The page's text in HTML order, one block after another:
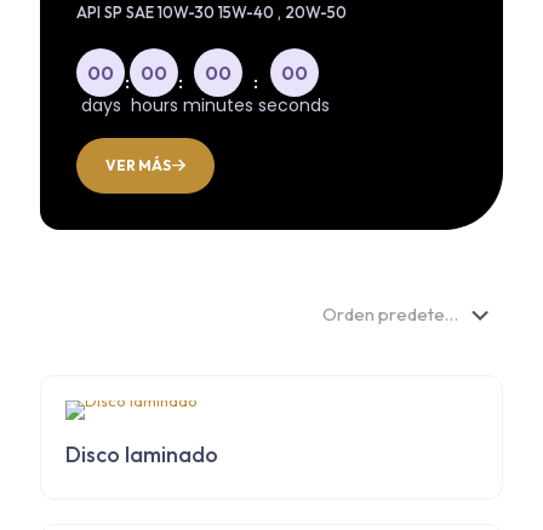
API SP SAE 10W-30 15W-40 , 20W-50
00
days
: 00
hours
:
00
minutes
:
00
seconds
VER MÁS
Disco laminado